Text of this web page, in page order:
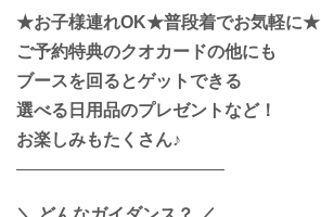
★お子様連れOK★普段着でお気軽に★
ご予約特典のクオカードの他にも
ブースを回るとゲットできる
選べる日用品のプレゼントなど！
お楽しみもたくさん♪
————————————